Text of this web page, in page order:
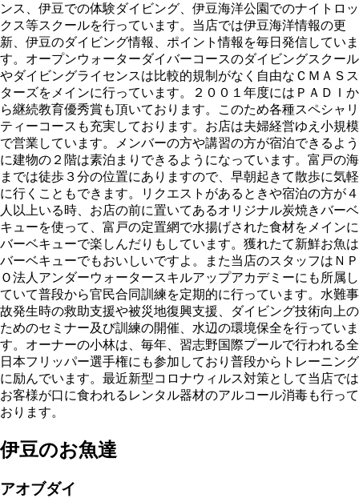
ンス、伊豆での体験ダイビング、伊豆海洋公園でのナイトロッ
クス等スクールを行っています。当店では伊豆海洋情報の更
新、伊豆のダイビング情報、ポイント情報を毎日発信していま
す。オープンウォーターダイバーコースのダイビングスクール
やダイビングライセンスは比較的規制がなく自由なＣＭＡＳス
ターズをメインに行っています。２００１年度にはＰＡＤＩか
ら継続教育優秀賞も頂いております。このため各種スペシャリ
ティーコースも充実しております。お店は夫婦経営ゆえ小規模
で営業しています。メンバーの方や講習の方が宿泊できるよう
に建物の２階は素泊まりできるようになっています。富戸の海
までは徒歩３分の位置にありますので、早朝起きて散歩に気軽
に行くこともできます。リクエストがあるときや宿泊の方が４
人以上いる時、お店の前に置いてあるオリジナル炭焼きバーベ
キューを使って、富戸の定置網で水揚げされた食材をメインに
バーベキューで楽しんだりもしています。獲れたて新鮮お魚は
バーベキューでもおいしいですよ。また当店のスタッフはＮＰ
Ｏ法人アンダーウォータースキルアップアカデミーにも所属し
ていて普段から官民合同訓練を定期的に行っています。水難事
故発生時の救助支援や被災地復興支援、ダイビング技術向上の
ためのセミナー及び訓練の開催、水辺の環境保全を行っていま
す。オーナーの小林は、毎年、習志野国際プールで行われる全
日本フリッパー選手権にも参加しており普段からトレーニング
に励んでいます。最近新型コロナウィルス対策として当店では
お客様が口に食われるレンタル器材のアルコール消毒も行って
おります。
伊豆のお魚達
アオブダイ